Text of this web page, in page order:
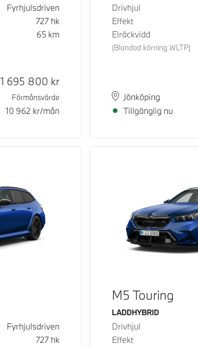
Fyrhjulsdriven
727 hk
65 km
Kontantpris
1 695 800 kr
Förmånsvärde
10 962 kr/mån
Drivhjul
Effekt
Elräckvidd
(Blandad körning WLTP)
PlatsJönköping
Leveranstid
Tillgänglig nu
Fyrhjulsdriven
727 hk
M5 Touring
Bränsle
LADDHYBRID
Drivhjul
Effekt